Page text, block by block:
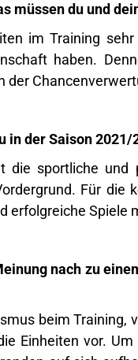
müssen du und
im Training
haben.
der
in der Saison 2021/
die sportliche und
Für die
erfolgreiche Spiele
nach zu
beim Training,
Einheiten vor.